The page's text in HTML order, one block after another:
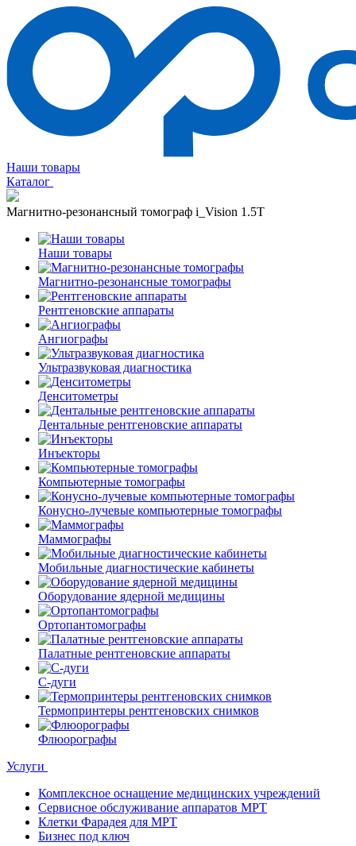
Наши товары
Каталог
Магнитно-резонансный томограф i_Vision 1.5T
Наши товары
Магнитно-резонансные томографы
Рентгеновские аппараты
Ангиографы
Ультразвуковая диагностика
Денситометры
Дентальные рентгеновские аппараты
Инъекторы
Компьютерные томографы
Конусно-лучевые компьютерные томографы
Маммографы
Мобильные диагностические кабинеты
Оборудование ядерной медицины
Ортопантомографы
Палатные рентгеновские аппараты
С-дуги
Термопринтеры рентгеновских снимков
Флюорографы
Услуги
Комплексное оснащение медицинских учреждений
Сервисное обслуживание аппаратов МРТ
Клетки Фарадея для МРТ
Бизнес под ключ